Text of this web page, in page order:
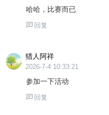
哈哈，比赛而已
回复
猎人阿祥
2026-7-4 10:33:21
参加一下活动
回复